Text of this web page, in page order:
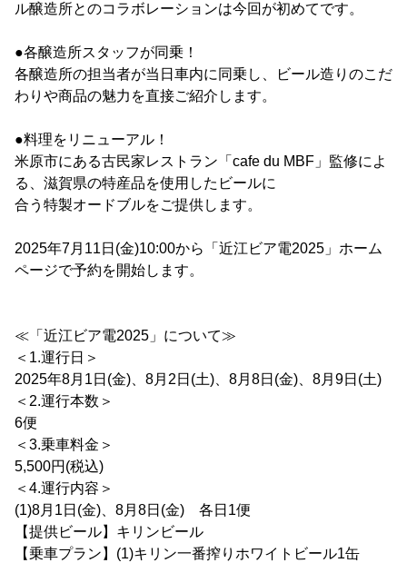
ル醸造所とのコラボレーションは今回が初めてです。
●各醸造所スタッフが同乗！
各醸造所の担当者が当日車内に同乗し、ビール造りのこだ
わりや商品の魅力を直接ご紹介します。
●料理をリニューアル！
米原市にある古民家レストラン「cafe du MBF」監修によ
る、滋賀県の特産品を使用したビールに
合う特製オードブルをご提供します。
2025年7月11日(金)10:00から「近江ビア電2025」ホーム
ページで予約を開始します。
≪「近江ビア電2025」について≫
＜1.運行日＞
2025年8月1日(金)、8月2日(土)、8月8日(金)、8月9日(土)
＜2.運行本数＞
6便
＜3.乗車料金＞
5,500円(税込)
＜4.運行内容＞
(1)8月1日(金)、8月8日(金) 各日1便
【提供ビール】キリンビール
【乗車プラン】(1)キリン一番搾りホワイトビール1缶